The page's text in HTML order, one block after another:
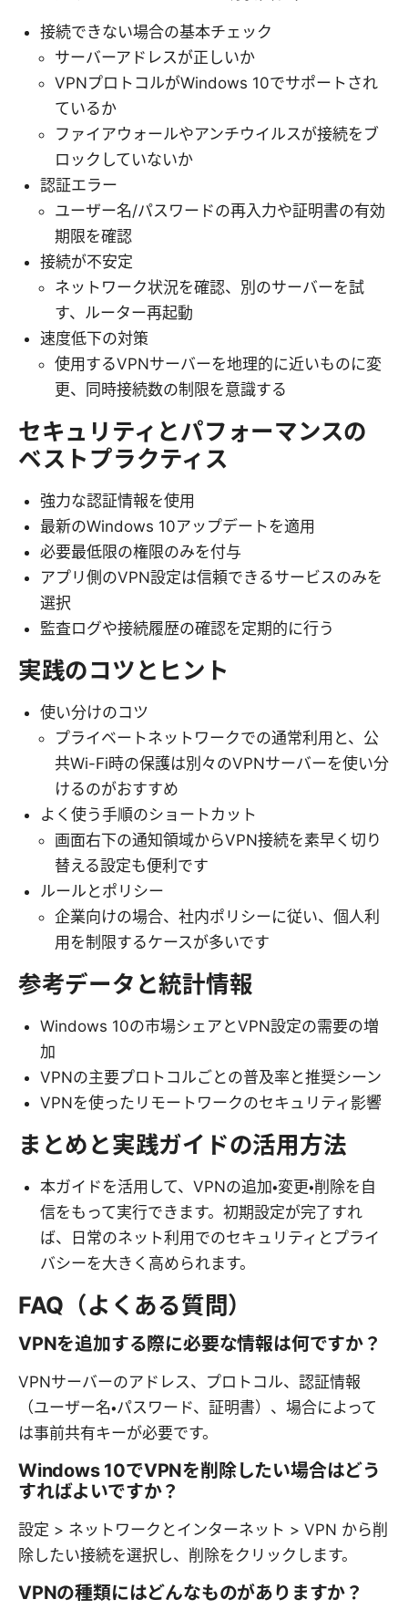
接続できない場合の基本チェック
サーバーアドレスが正しいか
VPNプロトコルがWindows 10でサポートされ
ているか
ファイアウォールやアンチウイルスが接続をブ
ロックしていないか
認証エラー
ユーザー名/パスワードの再入力や証明書の有効
期限を確認
接続が不安定
ネットワーク状況を確認、別のサーバーを試
す、ルーター再起動
速度低下の対策
使用するVPNサーバーを地理的に近いものに変
更、同時接続数の制限を意識する
セキュリティとパフォーマンスの
ベストプラクティス
強力な認証情報を使用
最新のWindows 10アップデートを適用
必要最低限の権限のみを付与
アプリ側のVPN設定は信頼できるサービスのみを
選択
監査ログや接続履歴の確認を定期的に行う
実践のコツとヒント
使い分けのコツ
プライベートネットワークでの通常利用と、公
共Wi-Fi時の保護は別々のVPNサーバーを使い分
けるのがおすすめ
よく使う手順のショートカット
画面右下の通知領域からVPN接続を素早く切り
替える設定も便利です
ルールとポリシー
企業向けの場合、社内ポリシーに従い、個人利
用を制限するケースが多いです
参考データと統計情報
Windows 10の市場シェアとVPN設定の需要の増
加
VPNの主要プロトコルごとの普及率と推奨シーン
VPNを使ったリモートワークのセキュリティ影響
まとめと実践ガイドの活用方法
本ガイドを活用して、VPNの追加・変更・削除を自
信をもって実行できます。初期設定が完了すれ
ば、日常のネット利用でのセキュリティとプライ
バシーを大きく高められます。
FAQ（よくある質問）
VPNを追加する際に必要な情報は何ですか？
VPNサーバーのアドレス、プロトコル、認証情報
（ユーザー名・パスワード、証明書）、場合によって
は事前共有キーが必要です。
Windows 10でVPNを削除したい場合はどう
すればよいですか？
設定 > ネットワークとインターネット > VPN から削
除したい接続を選択し、削除をクリックします。
VPNの種類にはどんなものがありますか？